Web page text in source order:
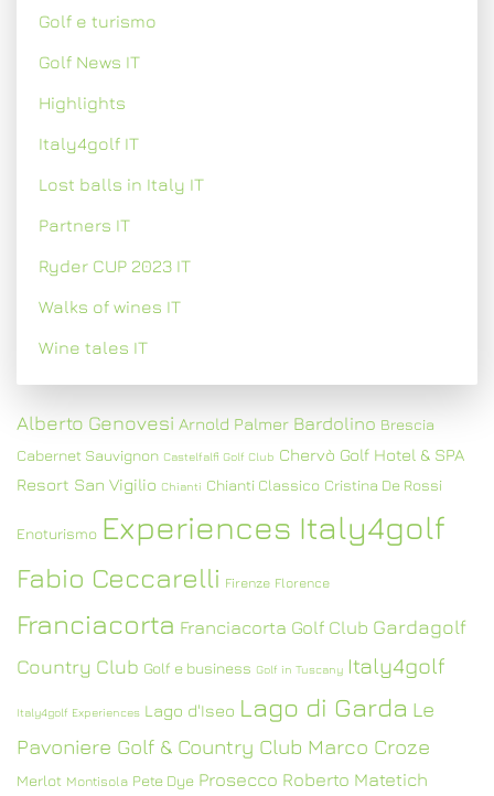
Golf e turismo
Golf News IT
Highlights
Italy4golf IT
Lost balls in Italy IT
Partners IT
Ryder CUP 2023 IT
Walks of wines IT
Wine tales IT
Alberto Genovesi Arnold Palmer Bardolino Brescia
Cabernet Sauvignon Castelfalfi Golf Club Chervò Golf Hotel & SPA
Resort San Vigilio Chianti Chianti Classico Cristina De Rossi
Enoturismo Experiences Italy4golf
Fabio Ceccarelli Firenze Florence
Franciacorta Franciacorta Golf Club Gardagolf
Country Club Golf e business Golf in Tuscany Italy4golf
Italy4golf Experiences Lago d'Iseo Lago di Garda Le
Pavoniere Golf & Country Club Marco Croze
Merlot Montisola Pete Dye Prosecco Roberto Matetich